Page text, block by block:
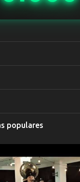
populares